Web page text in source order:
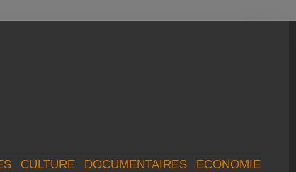
CULTURE DOCUMENTAIRES
ECONOMIE